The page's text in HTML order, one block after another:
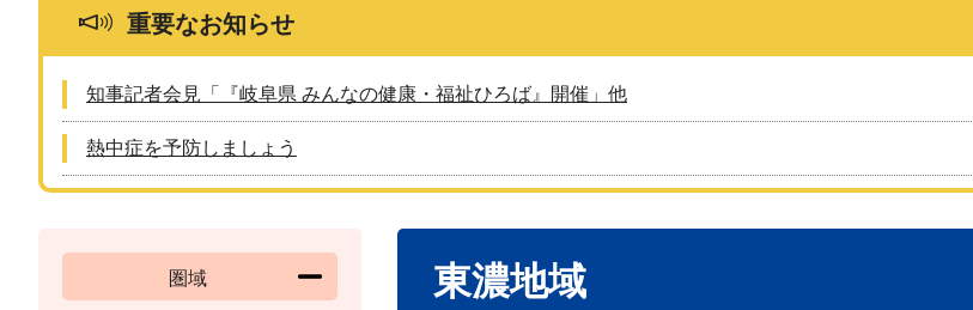
重要なお知らせ
知事記者会見「『岐阜県 みんなの健康・福祉ひろば』開催」他
熱中症を予防しましょう
東濃地域
圏域